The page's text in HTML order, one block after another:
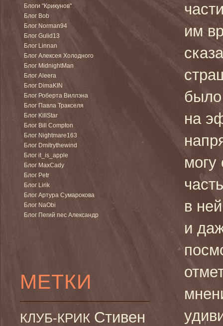
Блоги "Крикунов"
Блог Bob
Блог Norman94
Блог Gulid13
Блог Linnan
Блог Алексея Холодного
Блог MidnightMan
Блог Aleera
Блог DimaKIN
Блог Роберта Виллэна
Блог Павла Тракселя
Блог KillStar
Блог Bill Compton
Блог Nightmare163
Блог Dmitrythewind
Блог it_is_apple
Блог MaxCady
Блог Petr
Блог Lirik
Блог Артура Сумарокова
Блог NaObi
Блог Пегий пес Александр
МЕТКИ
КЛУБ-КРИК Стивен
им
на
могу
в
и